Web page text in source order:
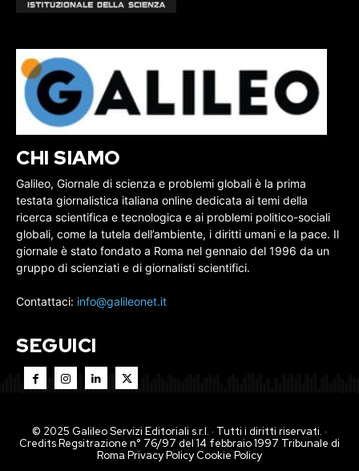
CHI SIAMO
Galileo, Giornale di scienza e problemi globali è la prima
testata giornalistica italiana online dedicata ai temi della
ricerca scientifica e tecnologica e ai problemi politico-sociali
globali, come la tutela dell’ambiente, i diritti umani e la pace. Il
giornale è stato fondato a Roma nel gennaio del 1996 da un
gruppo di scienziati e di giornalisti scientifici.
Contattaci: info@galileonet.it
SEGUICI
© 2025 Galileo Servizi Editoriali s.r.l. · Tutti i diritti riservati. ·
Credits Regsitrazione n° 76/97 del 14 febbraio 1997 Tribunale di
Roma Privacy PolicyCookie Policy